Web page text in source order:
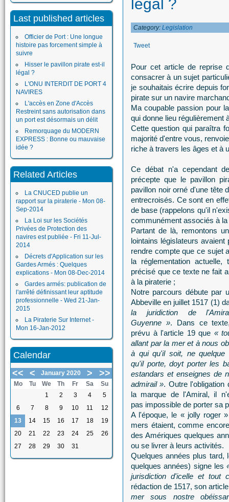
Last published articles
Officier de Port : Une longue
histoire pas forcement simple à
suivre
Hisser le pavillon pirate est-il
légal ?
L'ONU INTERDIT DE PORT 4
NAVIRES
L'accès en Zone d'Accès
Restreint sans autorisation dans
un port est désormais un délit
Remorquage du MODERN
EXPRESS : Bonne ou mauvaise
idée ?
Related Articles
La CNUCED publie un
rapport sur la piraterie - Mon 08-
Sep-2014
La Loi sur les Sociétés
Privées de Protection des
navires est publiée - Fri 11-Jul-
2014
Décrets d'Application sur les
Gardes Armés : Quelques
explications - Mon 08-Dec-2014
Gardes armés: publication de
l'arrêté définissant leur aptitude
professionnelle - Wed 21-Jan-
2015
La Piraterie Sur Internet -
Mon 16-Jan-2012
Calendar
<<
< January 2020 > >>
Mo Tu We Th Fr Sa
Su
1
2 3 4
5
6
7 8 9 10 11
12
13
14 15 16 17 18
19
20
21 22 23 24 25
26
27
28 29 30 31
légal ?
Category: Legislation
Tweet
Pour cet article de reprise
consacrer à un sujet
je souhaitais écrire depuis
pirate sur un navire
Ma coupable passion pour
qui donne lieu régulièrement
Cette question qui paraîtra
majorité d'entre vous,
riche à travers les âges et à
Ce débat n'a cependant
précepte que le pavillon
pavillon noir orné d'une tête
entrecroisés. Ce sont en
de base (rappelons qu'il
communément associés à la
Partant de là, remontons
lointains législateurs
rendre compte que ce sujet
la réglementation
précisé que ce texte ne fait
à la piraterie ;
Notre parcours débute par
Abbeville en juillet 1517 (1)
la juridiction de
Guyenne ». Dans ce
prévu à l'article 19 que «
allant par la mer et à nous
à qui qu'il soit, ne quelque
qu'il porte, doyt porter les
estandars et enseignes de
admirail ». Outre l'obligation
la marque de l'Amiral, il
pas impossible de porter sa
A l'époque, le « jolly roger
mers étaient, comme
des Amériques quelques
ou se livrer à leurs activités.
Quelques années plus
quelques années) signe les
jurisdiction d'icelle et tout
rédaction de 1517, son
mer sous nostre